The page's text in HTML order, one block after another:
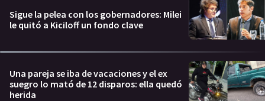
Sigue la pelea con los gobernadores: Milei
le quitó a Kiciloff un fondo clave
Una pareja se iba de vacaciones y el ex
suegro lo mató de 12 disparos: ella quedó
herida